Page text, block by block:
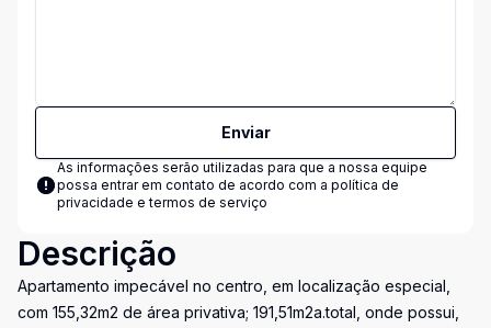
Enviar
As informações serão utilizadas para que a nossa equipe
possa entrar em contato de acordo com a política de
privacidade e termos de serviço
Descrição
Apartamento impecável no centro, em localização especial,
com 155,32m2 de área privativa; 191,51m2a.total, onde possui,